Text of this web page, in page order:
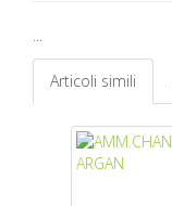
...
Articoli simili